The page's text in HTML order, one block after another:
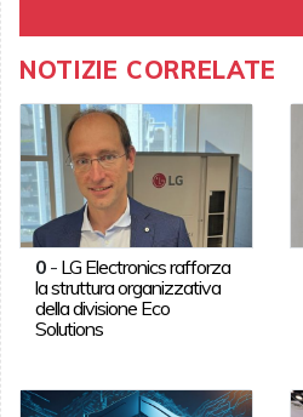
NOTIZIE CORRELATE
0- LG Electronics rafforza
la struttura organizzativa
della divisione Eco
Solutions